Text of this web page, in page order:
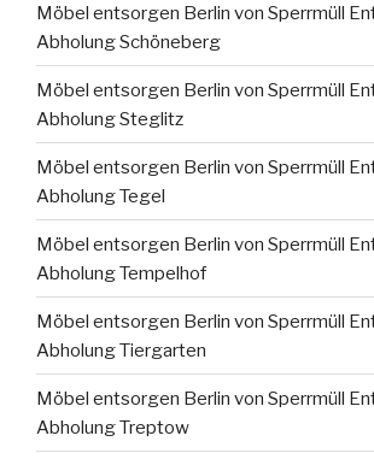
Möbel entsorgen Berlin von Sperrmüll
Abholung Schöneberg
Möbel entsorgen Berlin von Sperrmüll
Abholung Steglitz
Möbel entsorgen Berlin von Sperrmüll
Abholung Tegel
Möbel entsorgen Berlin von Sperrmüll
Abholung Tempelhof
Möbel entsorgen Berlin von Sperrmüll
Abholung Tiergarten
Möbel entsorgen Berlin von Sperrmüll
Abholung Treptow